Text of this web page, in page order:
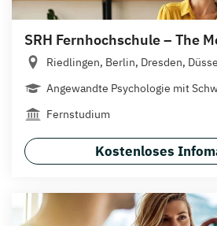
SRH Fernhochschule – The
Riedlingen, Berlin, Dresden,
Angewandte Psychologie mit
Fernstudium
Kostenloses